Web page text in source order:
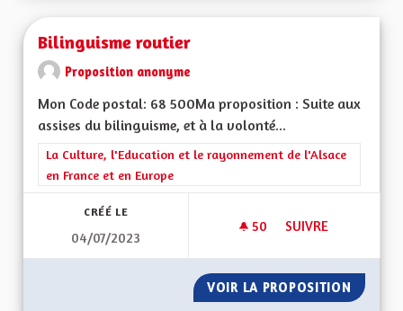
Bilinguisme routier
Proposition anonyme
Mon Code postal: 68 500Ma proposition : Suite aux
assises du bilinguisme, et à la volonté...
Filtrer les résultats de la catégorie : La Culture, l'Education et
La Culture, l'Education et le rayonnement de l'Alsace
en France et en Europe
CRÉÉ LE
04/07/2023
50 50 ABONNÉS
SUIVRE
VOIR LA PROPOSITION